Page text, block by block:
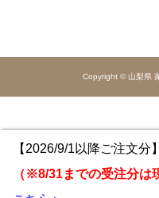
Copyright © 山梨県
【2026/9/1以降ご注文
（※8/31までの受注分は